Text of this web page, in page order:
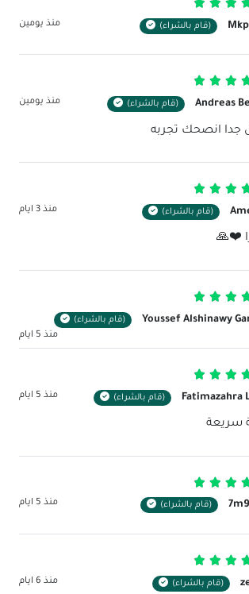
(قام بالشراء) منذ يومين
التقييم5من 5
Andreas (قام بالشراء) منذ يومين
جدا انصحك تجربه
(قام بالشراء) منذ 3 ايام
❤️🙏
Youssef Alshinawy (قام بالشراء)
منذ 5 ايام
Fatimazahra (قام بالشراء) منذ 5 ايام
سريعة
التقييم5من 5
(قام بالشراء) منذ 5 ايام
(قام بالشراء) منذ 6 ايام